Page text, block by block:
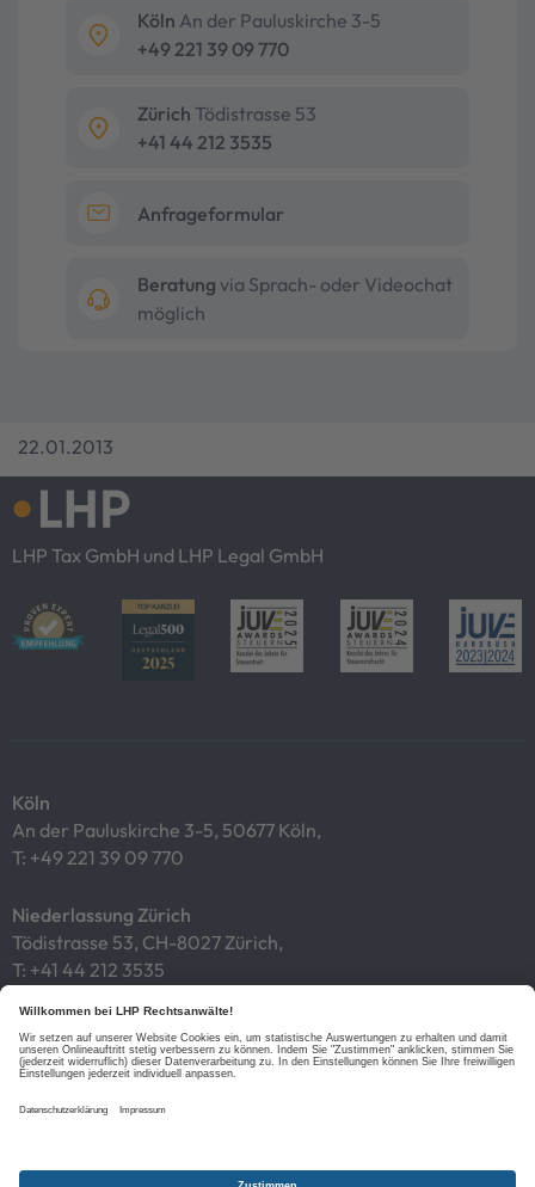
Köln An der Pauluskirche 3-5
+49 221 39 09 770
Zürich Tödistrasse 53
+41 44 212 3535
Anfrageformular
Beratung via Sprach- oder Videochat
möglich
22.01.2013
LHP Tax GmbH und LHP Legal GmbH
Köln
An der Pauluskirche 3-5, 50677 Köln,
T: +49 221 39 09 770
Niederlassung Zürich
Tödistrasse 53, CH-8027 Zürich,
T: +41 44 212 3535